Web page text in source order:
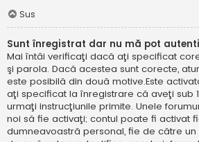
Sus
Sunt înregistrat dar nu mă pot
Mai întâi verificaţi dacă aţi specificat
şi parola. Dacă acestea sunt corecte,
este posibilă din două motive.Este
aţi specificat la înregistrare că aveţi sub
urmaţi instrucţiunile primite. Unele
noi să fie activaţi; contul poate fi activat
dumneavoastră personal, fie de către